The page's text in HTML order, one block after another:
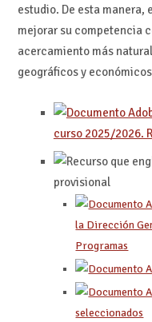
estudio. De esta manera,
mejorar su competencia
acercamiento más
geográficos y
curso 2025/2026.
provisional
la Dirección
Programas
seleccionados